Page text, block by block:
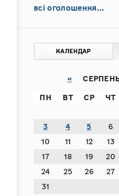
всі оголошення...
КАЛЕНДАР
«
ПН ВТ СР ЧТ
3
4 5 6
10
11 12 13
17
18 19 20
24
25 26 27
31